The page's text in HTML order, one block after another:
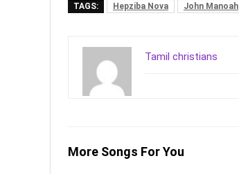
TAGS: Hepziba Nova John Manoah
Tamil christians
More Songs For You